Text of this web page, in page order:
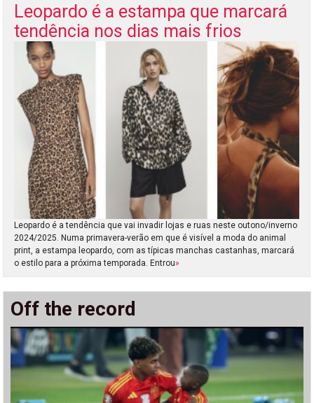
Leopardo é a estampa que marcará
tendência nos dias mais frios
Leopardo é a tendência que vai invadir lojas e ruas neste outono/inverno
2024/2025. Numa primavera-verão em que é visível a moda do animal
print, a estampa leopardo, com as típicas manchas castanhas, marcará
o estilo para a próxima temporada. Entrou»
Off the record